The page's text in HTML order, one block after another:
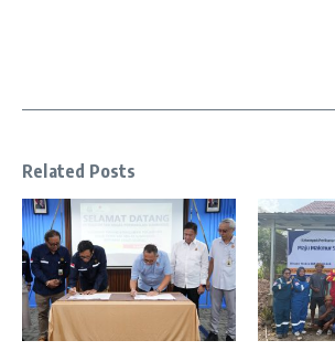
Related Posts